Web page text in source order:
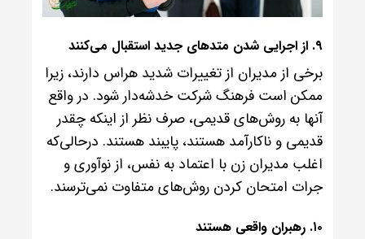
۹. از اجرایی شدن متدهای جدید استقبال می‌کنند
برخی از مدیران از تغییرات شدید هراس دارند، زیرا
ممکن است فرهنگ شرکت خدشه‌دار شود. در واقع
آنها به روش‌های قدیمی، صرف نظر از اینکه چقدر
قدیمی و ناکارآمد هستند، پایبند هستند. درحالی‌که
اغلب مدیران زن با اعتماد به نفس، از نوآوری و
جرات امتحان کردن روش‌های متفاوت نمی‌ترسند.
۱۰. رهبران واقعی هستند